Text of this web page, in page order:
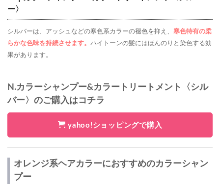
ー〉
シルバーは、アッシュなどの寒色系カラーの褪色を抑え、 寒色特有の柔
らかな色味を持続させます。 ハイトーンの髪にはほんのりと染色する効
果があります。
N.カラーシャンプー&カラートリートメント〈シル
バー〉のご購入はコチラ
yahoo!ショッピングで購入
オレンジ系ヘアカラーにおすすめのカラーシャン
プー